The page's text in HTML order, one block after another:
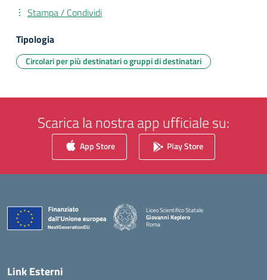
Stampa / Condividi
Tipologia
Circolari per più destinatari o gruppi di destinatari
Scarica la nostra app ufficiale su:
App Store Play Store
Liceo Scientifico Statale
Giovanni Keplero
Roma
Link Esterni